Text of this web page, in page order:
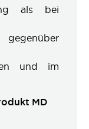
als bei
und im
MD